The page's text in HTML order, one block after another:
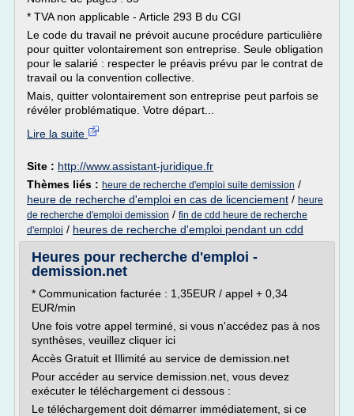
* TVA non applicable - Article 293 B du CGI
Le code du travail ne prévoit aucune procédure particulière
pour quitter volontairement son entreprise. Seule obligation
pour le salarié : respecter le préavis prévu par le contrat de
travail ou la convention collective.
Mais, quitter volontairement son entreprise peut parfois se
révéler problématique. Votre départ...
Lire la suite
Site : http://www.assistant-juridique.fr
Thèmes liés : heure de recherche d'emploi suite demission /
heure de recherche d'emploi en cas de licenciement / heure
de recherche d'emploi demission / fin de cdd heure de recherche
d'emploi / heures de recherche d'emploi pendant un cdd
Heures pour recherche d'emploi -
demission.net
* Communication facturée : 1,35EUR / appel + 0,34
EUR/min
Une fois votre appel terminé, si vous n'accédez pas à nos
synthèses, veuillez cliquer ici
Accès Gratuit et Illimité au service de demission.net
Pour accéder au service demission.net, vous devez
exécuter le téléchargement ci dessous :
Le téléchargement doit démarrer immédiatement, si ce